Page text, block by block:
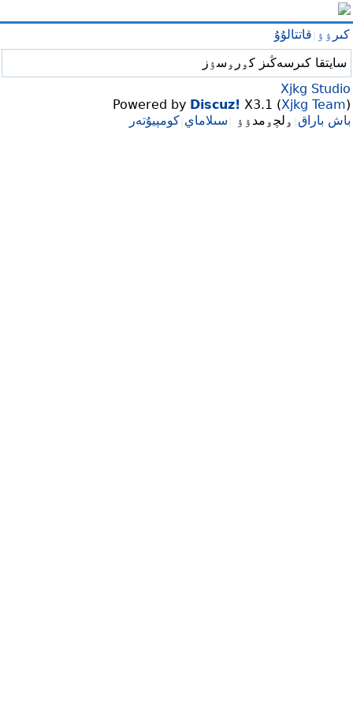
كىرۉۉ قاتتالۇۇ
سايتقا كىرسەڭىز كۅرۅسۉز
Xjkg Studio
Powered by Discuz! X3.1 (Xjkg Team)
باش باراق ۅلچۅمدۉۉ سىلاماي كومپيۇتەر